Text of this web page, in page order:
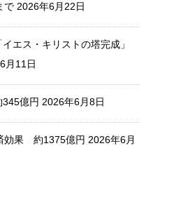
で 2026年6月22日
イエス・キリストの塔完成」
月11日
億円 2026年6月8日
効果 約1375億円 2026年6月